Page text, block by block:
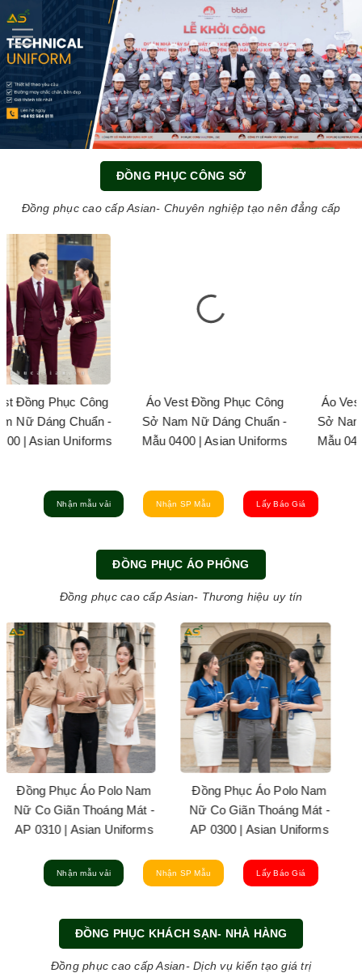
ĐỒNG PHỤC CÔNG SỞ
Đồng phục cao cấp Asian- Chuyên nghiệp tạo nên đẳng cấp
Áo Vest Đồng Phục Công
Sở Nam Nữ Dáng Chuẩn -
Mẫu 0400 | Asian Uniforms
Áo Vest Đồng Phục Công
Sở Nam Nữ Dáng Chuẩn -
Mẫu 0400 | Asian Uniforms
Nhận mẫu vải Nhận SP Mẫu Lấy Báo Giá
ĐỒNG PHỤC ÁO PHÔNG
Đồng phục cao cấp Asian- Thương hiệu uy tín
Đồng Phục Áo Polo Nam
Nữ Co Giãn Thoáng Mát -
AP 0306 | Asian Uniforms
Đồng Phục Áo Polo Nam
Nữ Co Giãn Thoáng Mát -
AP 0307 | Asian Uniforms
Nhận mẫu vải Nhận SP Mẫu Lấy Báo Giá
ĐỒNG PHỤC KHÁCH SẠN- NHÀ HÀNG
Đồng phục cao cấp Asian- Dịch vụ kiến tạo giá trị